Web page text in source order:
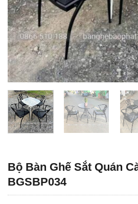
Bộ Bàn Ghế Sắt Quán
BGSBP034